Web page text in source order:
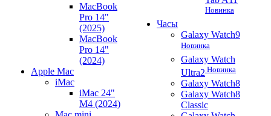
MacBook
Pro 14"
(2025)
MacBook
Pro 14"
(2024)
Apple Mac
iMac
iMac 24"
M4 (2024)
Новинка
Часы
Galaxy Watch9
Новинка
Galaxy Watch
Ultra2 Новинка
Galaxy Watch8
Galaxy Watch8
Classic